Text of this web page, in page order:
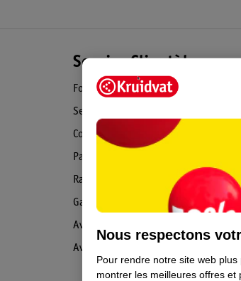
Service Clientèle
Foire aux questions
Service Clientèle
Commande & Livraison
Paiement
Rappel & Retour
Garantie
Avis de sécurité
Avis
Nous respectons
Pour rendre notre site web
montrer les meilleures offres